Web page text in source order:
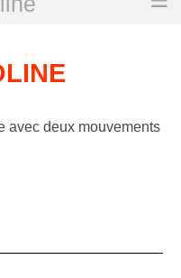
avec deux mouvements